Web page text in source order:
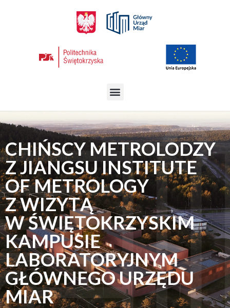
CHIŃSCY METROLODZY
Z JIANGSU INSTITUTE
OF METROLOGY
Z WIZYTĄ
W ŚWIĘTOKRZYSKIM
KAMPUSIE
LABORATORYJNYM
GŁÓWNEGO URZĘDU
MIAR